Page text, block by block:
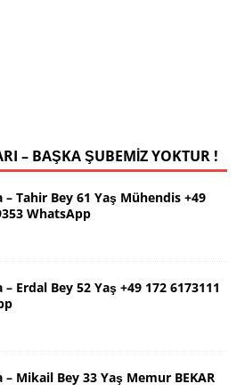
– BAŞKA ŞUBEMİZ YOKTUR !
– Tahir Bey 61 Yaş Mühendis +49
WhatsApp
Erdal Bey 52 Yaş +49 172 6173111
Mikail Bey 33 Yaş Memur BEKAR